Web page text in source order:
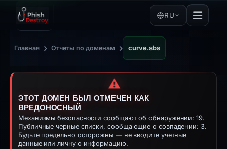
RU
Главная › Отчеты по доменам › curve.sbs
⚠️
ЭТОТ ДОМЕН БЫЛ ОТМЕЧЕН КАК
ВРЕДОНОСНЫЙ
Механизмы безопасности сообщают об обнаружении: 19.
Публичные черные списки, сообщающие о совпадении: 3.
Будьте предельно осторожны — не вводите учетные
данные или личную информацию.